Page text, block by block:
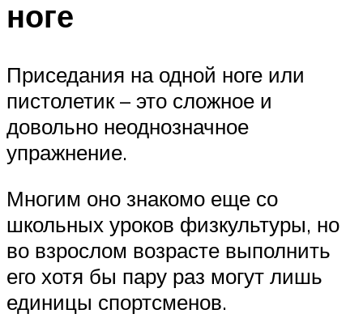
ноге
Приседания на одной ноге или
пистолетик – это сложное и
довольно неоднозначное
упражнение.
Многим оно знакомо еще со
школьных уроков физкультуры, но
во взрослом возрасте выполнить
его хотя бы пару раз могут лишь
единицы спортсменов.